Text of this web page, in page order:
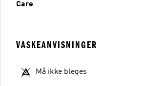
Care
VASKEANVISNINGER
Må ikke bleges